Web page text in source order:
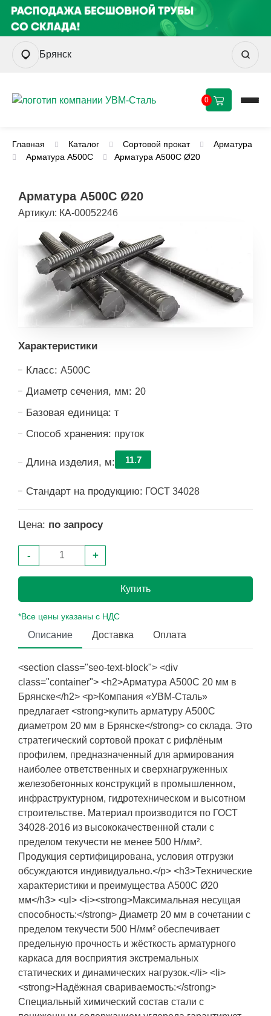
Брянск
0
Главная Каталог Сортовой прокат
Арматура
Арматура А500С
Арматура А500С Ø20
Арматура А500С Ø20
Артикул: КА-00052246
Характеристики
Класс: А500С
Диаметр сечения, мм: 20
Базовая единица: т
Способ хранения: пруток
Длина изделия, м: 11.7
Стандарт на продукцию: ГОСТ 34028
Цена: по запросу
- +
Купить
*Все цены указаны с НДС
Описание Доставка Оплата
<section class="seo-text-block"> <div
class="container"> <h2>Арматура А500С 20 мм в
Брянске</h2> <p>Компания «УВМ-Сталь»
предлагает <strong>купить арматуру А500С
диаметром 20 мм в Брянске</strong> со склада. Это
стратегический сортовой прокат с рифлёным
профилем, предназначенный для армирования
наиболее ответственных и сверхнагруженных
железобетонных конструкций в промышленном,
инфраструктурном, гидротехническом и высотном
строительстве. Материал производится по ГОСТ
34028-2016 из высококачественной стали с
пределом текучести не менее 500 Н/мм².
Продукция сертифицирована, условия отгрузки
обсуждаются индивидуально.</p> <h3>Технические
характеристики и преимущества А500С Ø20
мм</h3> <ul> <li><strong>Максимальная несущая
способность:</strong> Диаметр 20 мм в сочетании с
пределом текучести 500 Н/мм² обеспечивает
предельную прочность и жёсткость арматурного
каркаса для восприятия экстремальных
статических и динамических нагрузок.</li> <li>
<strong>Надёжная свариваемость:</strong>
Специальный химический состав стали с